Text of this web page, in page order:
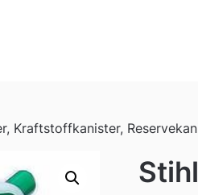
Kraftstoffkanister,